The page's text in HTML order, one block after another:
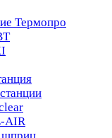
Термопро
AIR
шприц